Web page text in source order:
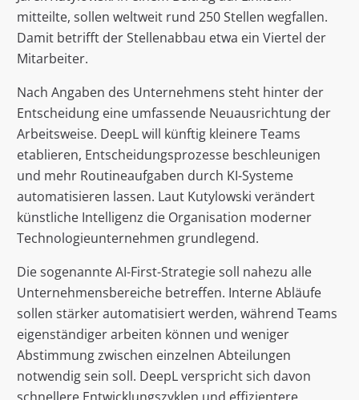
mitteilte, sollen weltweit rund 250 Stellen wegfallen.
Damit betrifft der Stellenabbau etwa ein Viertel der
Mitarbeiter.
Nach Angaben des Unternehmens steht hinter der
Entscheidung eine umfassende Neuausrichtung der
Arbeitsweise. DeepL will künftig kleinere Teams
etablieren, Entscheidungsprozesse beschleunigen
und mehr Routineaufgaben durch KI-Systeme
automatisieren lassen. Laut Kutylowski verändert
künstliche Intelligenz die Organisation moderner
Technologieunternehmen grundlegend.
Die sogenannte AI-First-Strategie soll nahezu alle
Unternehmensbereiche betreffen. Interne Abläufe
sollen stärker automatisiert werden, während Teams
eigenständiger arbeiten können und weniger
Abstimmung zwischen einzelnen Abteilungen
notwendig sein soll. DeepL verspricht sich davon